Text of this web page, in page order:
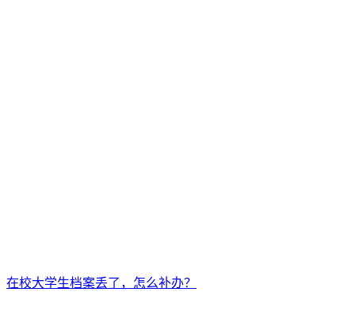
在校大学生档案丢了，怎么补办？